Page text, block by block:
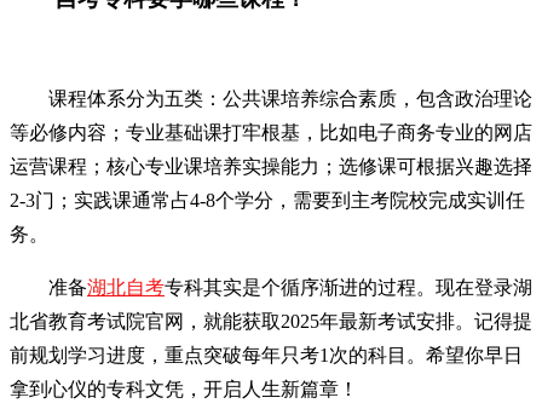
课程体系分为五类：公共课培养综合素质，包含政治理论
等必修内容；专业基础课打牢根基，比如电子商务专业的网店
运营课程；核心专业课培养实操能力；选修课可根据兴趣选择
2-3门；实践课通常占4-8个学分，需要到主考院校完成实训任
务。
准备湖北自考专科其实是个循序渐进的过程。现在登录湖
北省教育考试院官网，就能获取2025年最新考试安排。记得提
前规划学习进度，重点突破每年只考1次的科目。希望你早日
拿到心仪的专科文凭，开启人生新篇章！